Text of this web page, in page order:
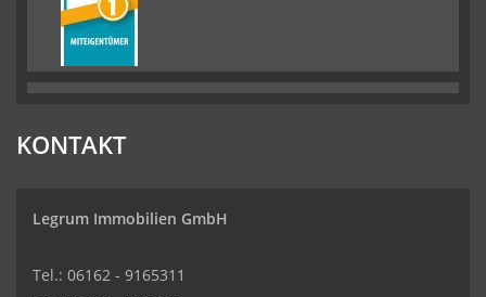
KONTAKT
Legrum Immobilien GmbH
Tel.: 06162 - 9165311